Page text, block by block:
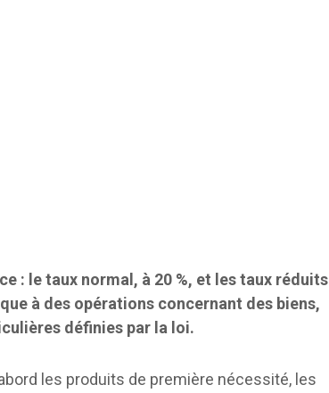
: le taux normal, à 20 %, et les taux réduits
à des opérations concernant des biens,
définies par la loi.
les produits de première nécessité, les